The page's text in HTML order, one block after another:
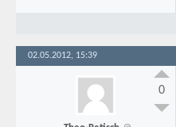
02.05.2012, 15:39
0